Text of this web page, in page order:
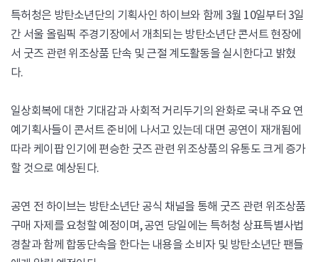
특허청은 방탄소년단의 기획사인 하이브와 함께 3월 10일부터 3일
간 서울 올림픽 주경기장에서 개최되는 방탄소년단 콘서트 현장에
서 굿즈 관련 위조상품 단속 및 근절 계도활동을 실시한다고 밝혔
다.
일상회복에 대한 기대감과 사회적 거리두기의 완화로 국내 주요 연
예기획사들이 콘서트 준비에 나서고 있는데 대면 공연이 재개됨에
따라 케이팝 인기에 편승한 굿즈 관련 위조상품의 유통도 크게 증가
할 것으로 예상된다.
공연 전 하이브는 방탄소년단 공식 채널을 통해 굿즈 관련 위조상품
구매 자제를 요청할 예정이며, 공연 당일에는 특허청 상표특별사법
경찰과 함께 합동단속을 한다는 내용을 소비자 및 방탄소년단 팬들